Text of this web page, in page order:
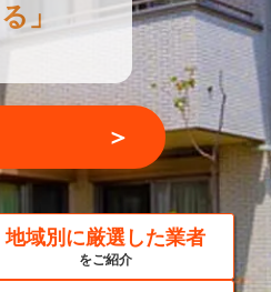
」
＞
地域別に厳選した業者
をご紹介